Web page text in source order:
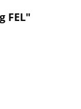
FEL"